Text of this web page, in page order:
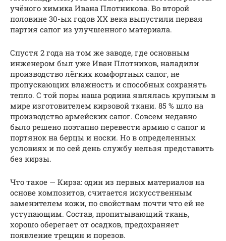
учёного химика Ивана Плотникова. Во второй
половине 30-ых годов XX века выпустили первая
партия сапог из улучшенного материала.
Спустя 2 года на том же заводе, где основным
инженером был уже Иван Плотников, наладили
производство лёгких комфортных сапог, не
пропускающих влажность и способных сохранять
тепло. С той поры наша родина являлась крупным в
мире изготовителем кирзовой ткани. 85 % шло на
производство армейских сапог. Совсем недавно
было решено поэтапно перевести армию с сапог и
портянок на берцы и носки. Но в определенных
условиях и по сей день службу нельзя представить
без кирзы.
Что такое — Кирза: один из первых материалов на
основе композитов, считается искусственным
заменителем кожи, по свойствам почти что ей не
уступающим. Состав, пропитывающий ткань,
хорошо оберегает от осадков, предохраняет
появление трещин и порезов.